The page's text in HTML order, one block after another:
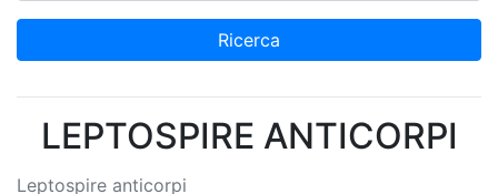
Ricerca
LEPTOSPIRE ANTICORPI
Leptospire anticorpi